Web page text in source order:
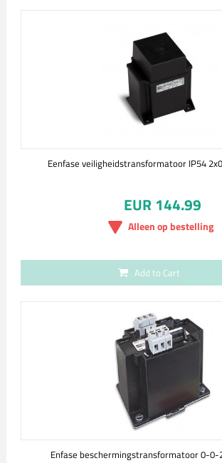
Eenfase veiligheidstransformatoor IP54
EUR 144.99
Alleen op bestelling
Add to Cart
Enfase beschermingstransformatoor 0-0-